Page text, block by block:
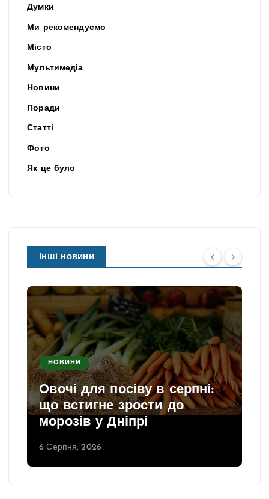
Думки
Ми рекомендуємо
Місто
Мультимедіа
Новини
Поради
Статті
Фото
Як це було
Інші новини
НОВИНИ
Овочі для посіву в серпні:
що встигне зрости до
морозів у Дніпрі
6 Серпня, 2026